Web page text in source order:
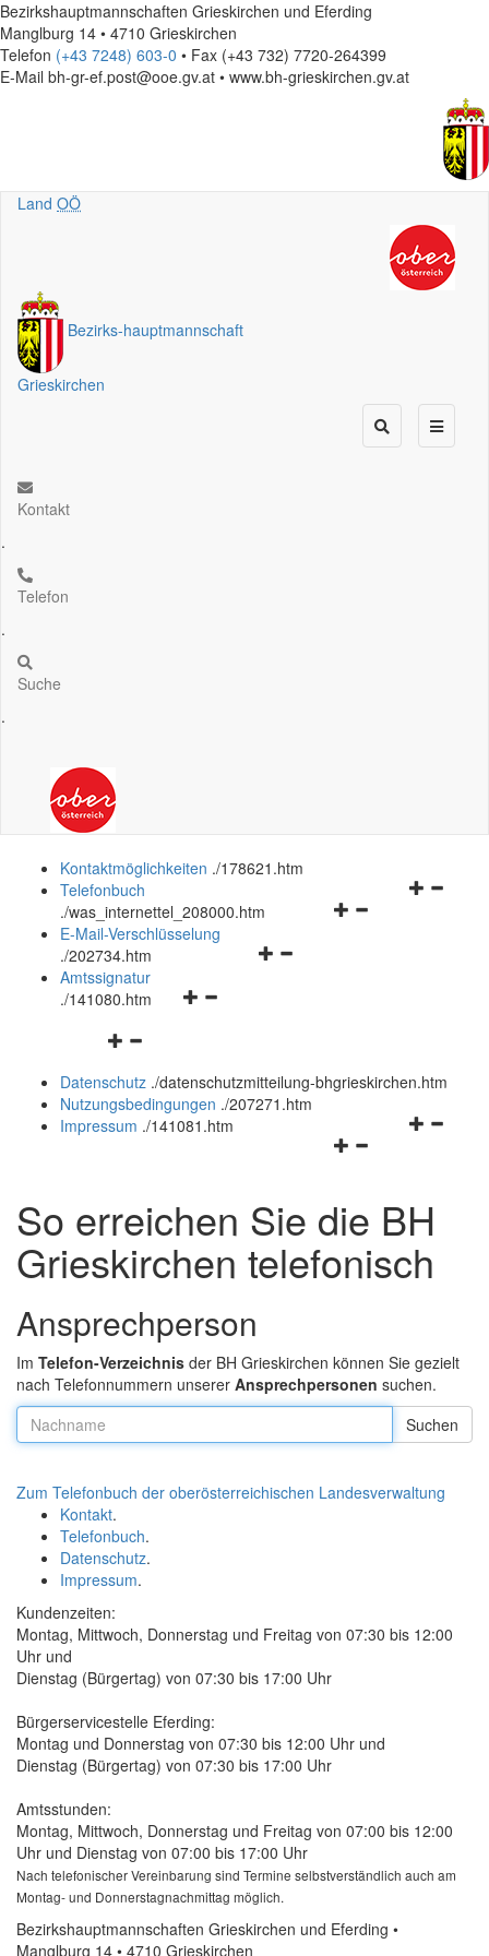
Bezirkshauptmannschaften Grieskirchen und Eferding
Manglburg 14 • 4710 Grieskirchen
Telefon (+43 7248) 603-0 • Fax (+43 732) 7720-264399
E-Mail bh-gr-ef.post@ooe.gv.at • www.bh-grieskirchen.gv.at
Land OÖ
Bezirks-hauptmannschaft
Grieskirchen
Kontakt
.
Telefon
.
Suche
.
Kontaktmöglichkeiten ./178621.htm
Navigationsmenü
Telefonbuch
./was_internettel_208000.htm
Navigationsmenü
E-Mail-Verschlüsselung
./202734.htm
Navigationsmenü
Amtssignatur
./141080.htm
Navigationsmenü
und
schließen
Datenschutz ./datenschutzmitteilung-bhgrieskirchen.htm
Nutzungsbedingungen ./207271.htm
Navigationsmenü
schließen
Impressum ./141081.htm
So erreichen Sie die BH
Grieskirchen telefonisch
Ansprechperson
Im Telefon-Verzeichnis der BH Grieskirchen können Sie gezielt
nach Telefonnummern unserer Ansprechpersonen suchen.
Nachname:
Zum Telefonbuch der oberösterreichischen Landesverwaltung
Kontakt.
Telefonbuch.
Datenschutz.
Impressum.
Kundenzeiten:
Montag, Mittwoch, Donnerstag und Freitag von 07:30 bis 12:00
Uhr und
Dienstag (Bürgertag) von 07:30 bis 17:00 Uhr
Bürgerservicestelle Eferding:
Montag und Donnerstag von 07:30 bis 12:00 Uhr und
Dienstag (Bürgertag) von 07:30 bis 17:00 Uhr
Amtsstunden:
Montag, Mittwoch, Donnerstag und Freitag von 07:00 bis 12:00
Uhr und Dienstag von 07:00 bis 17:00 Uhr
Nach telefonischer Vereinbarung sind Termine selbstverständlich auch am
Montag- und Donnerstagnachmittag möglich.
Bezirkshauptmannschaften Grieskirchen und Eferding •
Manglburg 14 • 4710 Grieskirchen